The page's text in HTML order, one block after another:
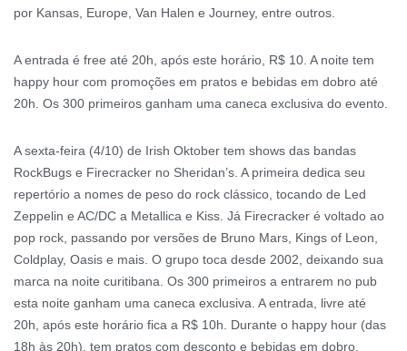
por Kansas, Europe, Van Halen e Journey, entre outros.
A entrada é free até 20h, após este horário, R$ 10. A noite tem
happy hour com promoções em pratos e bebidas em dobro até
20h. Os 300 primeiros ganham uma caneca exclusiva do evento.
A sexta-feira (4/10) de Irish Oktober tem shows das bandas
RockBugs e Firecracker no Sheridan’s. A primeira dedica seu
repertório a nomes de peso do rock clássico, tocando de Led
Zeppelin e AC/DC a Metallica e Kiss. Já Firecracker é voltado ao
pop rock, passando por versões de Bruno Mars, Kings of Leon,
Coldplay, Oasis e mais. O grupo toca desde 2002, deixando sua
marca na noite curitibana. Os 300 primeiros a entrarem no pub
esta noite ganham uma caneca exclusiva. A entrada, livre até
20h, após este horário fica a R$ 10h. Durante o happy hour (das
18h às 20h), tem pratos com desconto e bebidas em dobro.